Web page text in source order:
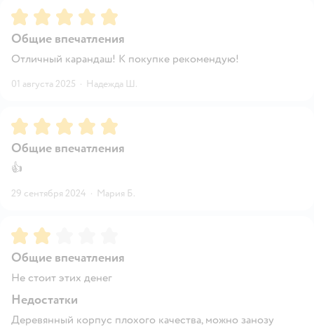
Рейтинг:5
Общие впечатления
Отличный карандаш! К покупке рекомендую!
01 августа 2025 · Надежда Ш.
Рейтинг:5
Общие впечатления
👍
29 сентября 2024 · Мария Б.
Рейтинг:
Общие впечатления
Не стоит этих денег
Недостатки
Деревянный корпус плохого качества, можно занозу